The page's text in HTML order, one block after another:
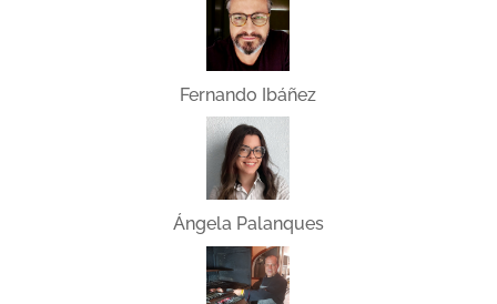
Fernando Ibáñez
Ángela Palanques